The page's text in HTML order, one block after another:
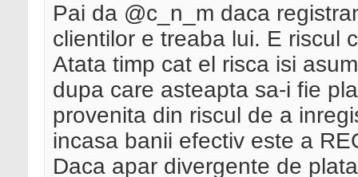
Pai da @c_n_m daca
clientilor e treaba lui. E riscul
Atata timp cat el risca isi
dupa care asteapta sa-i fie
provenita din riscul de a
incasa banii efectiv este a
Daca apar divergente de